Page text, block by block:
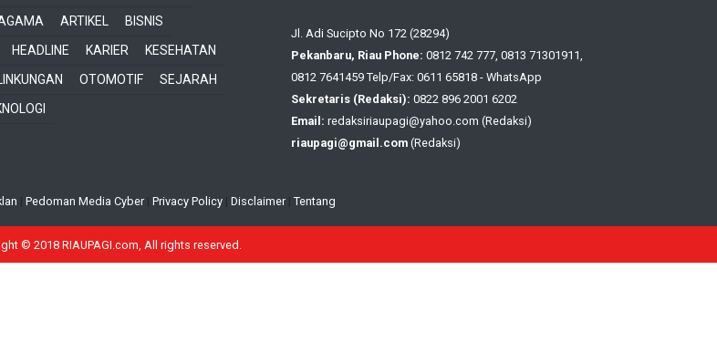
ARTIKEL
BISNIS
HEADLINE KARIER
KESEHATAN
LINKUNGAN OTOMOTIF
SEJARAH
Jl. Adi Sucipto No 172 (28294)
Pekanbaru, Riau Phone: 0812 742 777, 0813 71301911,
0812 7641459 Telp/Fax: 0611 65818 - WhatsApp
Sekretaris (Redaksi): 0822 896 2001 6202
Email: redaksiriaupagi@yahoo.com (Redaksi)
riaupagi@gmail.com (Redaksi)
Pedoman Media Cyber| Privacy Policy| Disclaimer| Tentang
© 2018 RIAUPAGI.com, All rights reserved.